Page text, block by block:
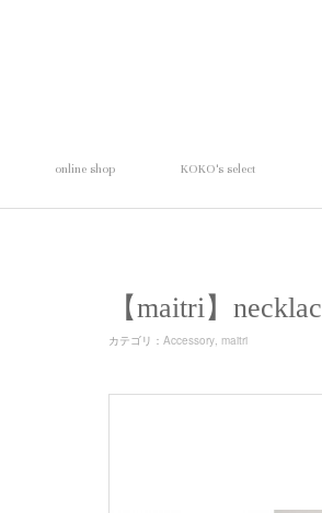
online shop KOKO's select
【maitri】
カテゴリ ： Accessory maitri